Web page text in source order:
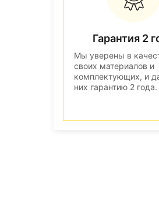
Гарантия 2
Мы уверены в
своих материалов и
комплектующих, и
них гарантию 2 года.